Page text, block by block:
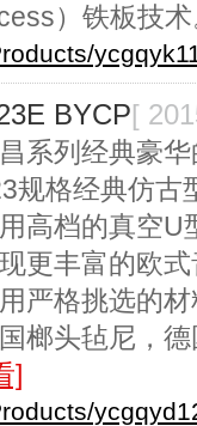
）铁板技
BYCP[
系列经典豪
规格经典仿古
高档的真空U
更丰富的欧
严格挑选的
榔头毡尼，
]